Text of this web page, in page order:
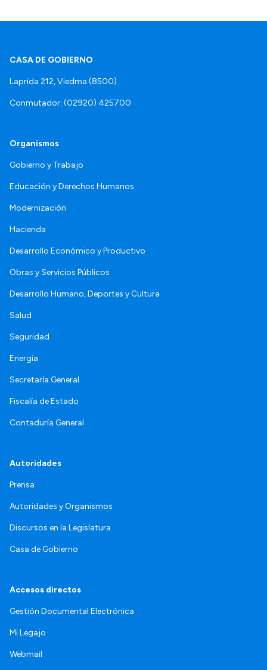
CASA DE GOBIERNO
Laprida 212, Viedma (8500)
Conmutador: (02920) 425700
Organismos
Gobierno y Trabajo
Educación y Derechos Humanos
Modernización
Hacienda
Desarrollo Económico y Productivo
Obras y Servicios Públicos
Desarrollo Humano, Deportes y Cultura
Salud
Seguridad
Energía
Secretaría General
Fiscalía de Estado
Contaduría General
Autoridades
Prensa
Autoridades y Organismos
Discursos en la Legislatura
Casa de Gobierno
Accesos directos
Gestión Documental Electrónica
Mi Legajo
Webmail